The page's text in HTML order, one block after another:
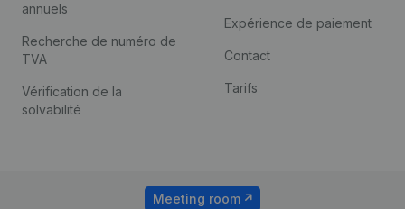
annuels
Recherche de numéro de
TVA
Vérification de la
solvabilité
Expérience de paiement
Contact
Tarifs
Meeting room